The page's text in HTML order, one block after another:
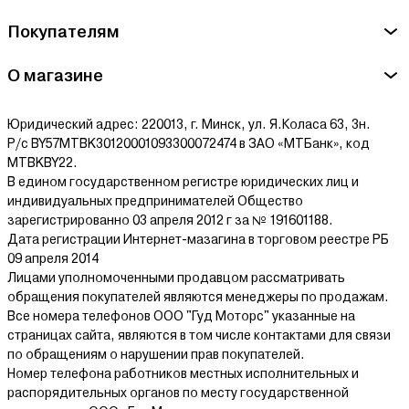
Тем, кто следит за аккуратным видом газона
инструмент
Почему стоит купить триммер Alpina на
AGROX.by?
Оригинальная техника от проверенного производителя
Гарантия, быстрая доставка и поддержка
Подробные характеристики и описание каждой модели
Консультации по выбору — поможем подобрать нужный
инструмент под ваш участок
Alpina — триммеры, которые работают на
результат
С триммерами Alpina вы получаете мощный и надёжный
Покупателям
О магазине
Юридический адрес: 220013, г. Минск, ул. Я.Коласа 63, 3н.
Р/с BY57MTBK30120001093300072474 в ЗАО «МТБанк», код
MTBKBY22.
В едином государственном регистре юридических лиц и
индивидуальных предпринимателей Общество
зарегистрированно 03 апреля 2012 г за № 191601188.
Дата регистрации Интернет-мазагина в торговом реестре РБ
09 апреля 2014
Лицами уполномоченными продавцом рассматривать
обращения покупателей являются менеджеры по продажам.
Все номера телефонов ООО "Гуд Моторс" указанные на
страницах сайта, являются в том числе контактами для связи
по обращениям о нарушении прав покупателей.
Номер телефона работников местных исполнительных и
распорядительных органов по месту государственной